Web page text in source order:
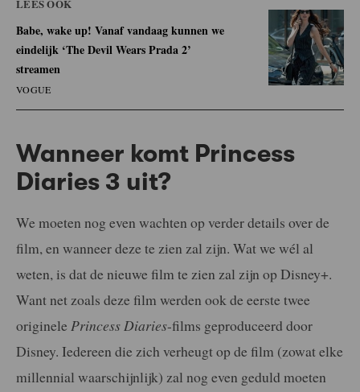
LEES OOK
Babe, wake up! Vanaf vandaag kunnen we
eindelijk ‘The Devil Wears Prada 2’
streamen
VOGUE
Wanneer komt Princess
Diaries 3 uit?
We moeten nog even wachten op verder details over de
film, en wanneer deze te zien zal zijn. Wat we wél al
weten, is dat de nieuwe film te zien zal zijn op Disney+.
Want net zoals deze film werden ook de eerste twee
originele Princess Diaries-films geproduceerd door
Disney. Iedereen die zich verheugt op de film (zowat elke
millennial waarschijnlijk) zal nog even geduld moeten